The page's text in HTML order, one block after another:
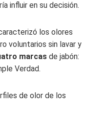
influir en su decisión.
los olores
voluntarios sin lavar y
marcas de jabón:
Verdad.
de olor de los